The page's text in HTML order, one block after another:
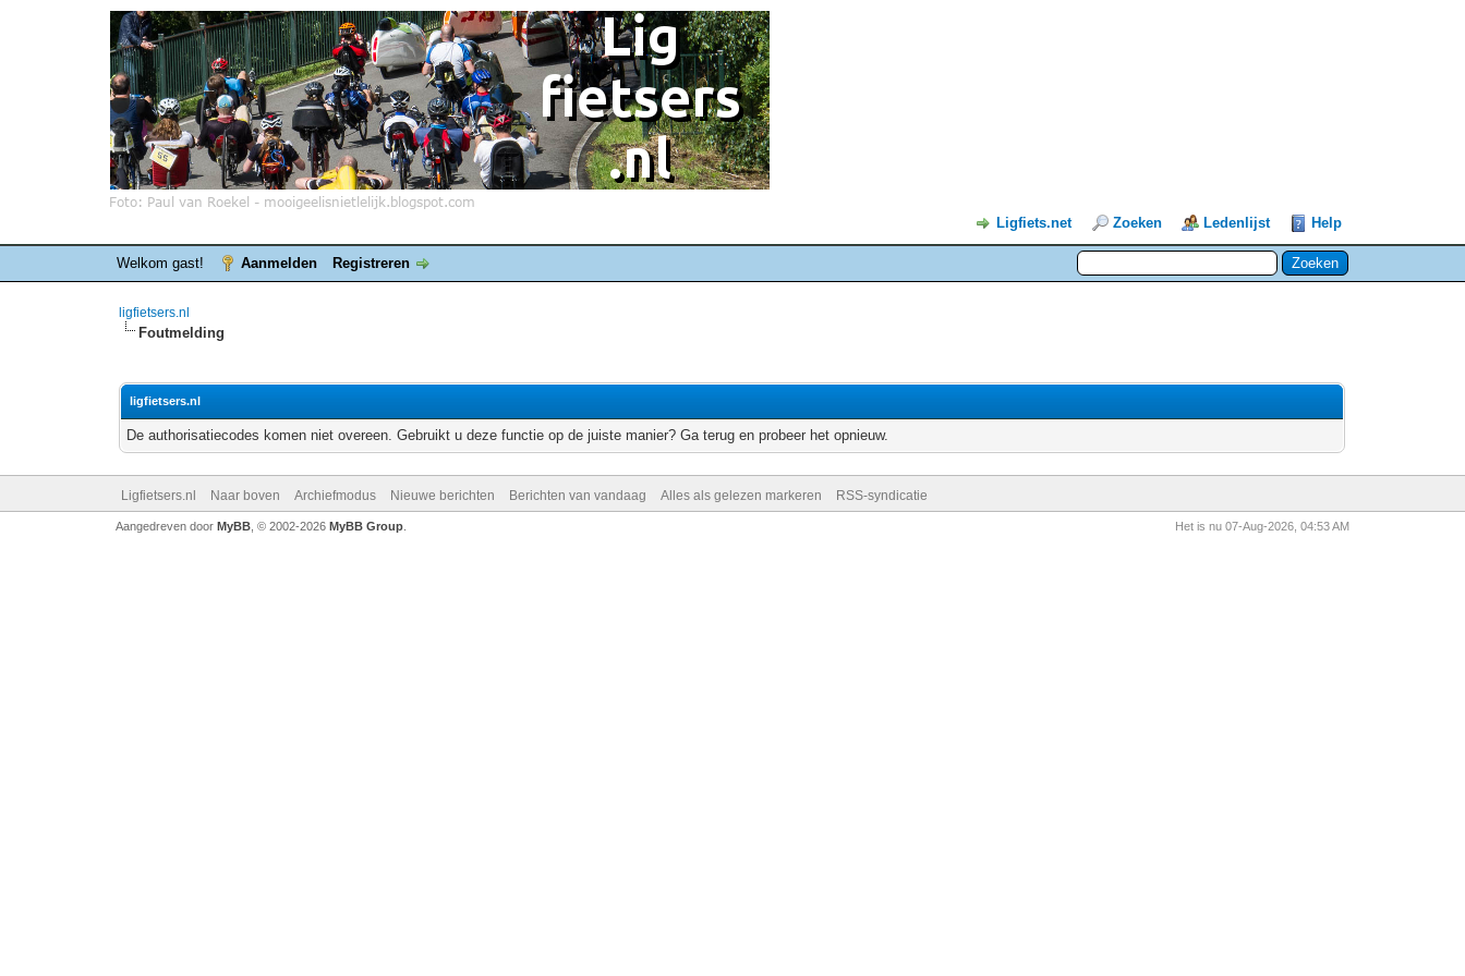
Ligfiets.net Zoeken Ledenlijst Help
Welkom gast! Aanmelden Registreren
ligfietsers.nl
Foutmelding
ligfietsers.nl
De authorisatiecodes komen niet overeen. Gebruikt u deze functie op de juiste manier? Ga terug en probeer het opnieuw.
Ligfietsers.nl Naar boven Archiefmodus Nieuwe berichten Berichten van vandaag Alles als gelezen markeren RSS-syndicatie
Het is nu 07-Aug-2026, 04:53 AM
Aangedreven door MyBB, © 2002-2026 MyBB Group.